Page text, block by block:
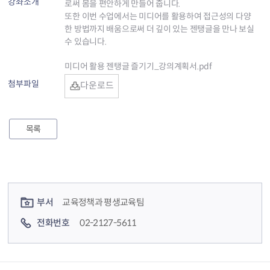
로써 몸을 편안하게 만들어 줍니다.
또한 이번 수업에서는 미디어를 활용하여 접근성의 다양
한 방법까지 배움으로써 더 깊이 있는 젠탱글을 만나 보실
수 있습니다.
첨부파일
미디어 활용 젠탱글 즐기기_강의계획서.pdf
다운로드
목록
부서
교육정책과 평생교육팀
전화번호
02-2127-5611